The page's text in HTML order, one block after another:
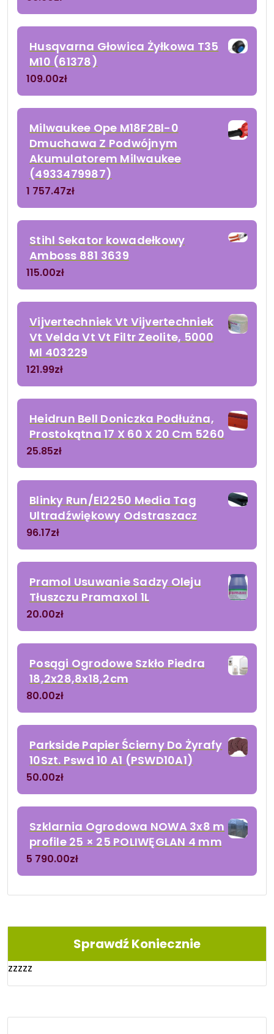
Husqvarna Głowica Żyłkowa T35
M10 (61378)
109.00zł
Milwaukee Ope M18F2Bl-0
Dmuchawa Z Podwójnym
Akumulatorem Milwaukee
(4933479987)
1 757.47zł
Stihl Sekator kowadełkowy
Amboss 881 3639
115.00zł
Vijvertechniek Vt Vijvertechniek
Vt Velda Vt Vt Filtr Zeolite, 5000
Ml 403229
121.99zł
Heidrun Bell Doniczka Podłużna,
Prostokątna 17 X 60 X 20 Cm 5260
25.85zł
Blinky Run/El2250 Media Tag
Ultradźwiękowy Odstraszacz
96.17zł
Pramol Usuwanie Sadzy Oleju
Tłuszczu Pramaxol 1L
20.00zł
Posągi Ogrodowe Szkło Piedra
18,2x28,8x18,2cm
80.00zł
Parkside Papier Ścierny Do Żyrafy
10Szt. Pswd 10 A1 (PSWD10A1)
50.00zł
Szklarnia Ogrodowa NOWA 3x8 m
profile 25 × 25 POLIWĘGLAN 4 mm
5 790.00zł
Sprawdź Koniecznie
zzzzz